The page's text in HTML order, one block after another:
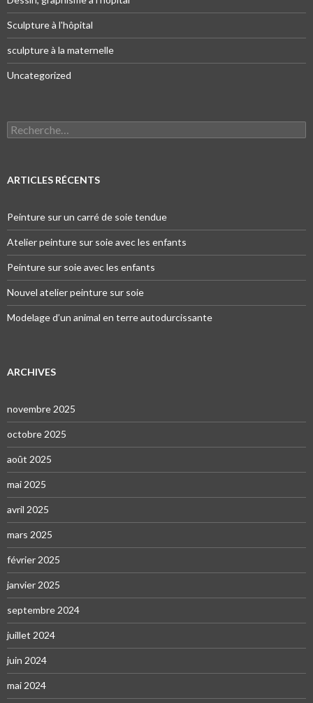
Sculpture à l'hôpital
sculpture à la maternelle
Uncategorized
Recherche pour :
ARTICLES RÉCENTS
Peinture sur un carré de soie tendue
Atelier peinture sur soie avec les enfants
Peinture sur soie avec les enfants
Nouvel atelier peinture sur soie
Modelage d’un animal en terre autodurcissante
ARCHIVES
novembre 2025
octobre 2025
août 2025
mai 2025
avril 2025
mars 2025
février 2025
janvier 2025
septembre 2024
juillet 2024
juin 2024
mai 2024